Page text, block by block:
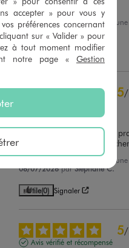
1
Pratique
Avis du29/07/2026 , suite à
16/07/2026 parGeraldine F.
Utile(0) Signaler
5/
Ce chausse-pied est super
qualité, incassable et pas
, suite à
06/07/2026 parStéphane C.
Utile(0) Signaler
5/
Avis vérifié et récompensé
accepter » pour vous y
préférences concernant
sur « Valider » pour
à tout moment modifier
notre page « Gestion